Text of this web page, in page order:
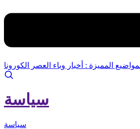
المميزة : أخبار وباء العصر الكورونا
سياسة
سياسة